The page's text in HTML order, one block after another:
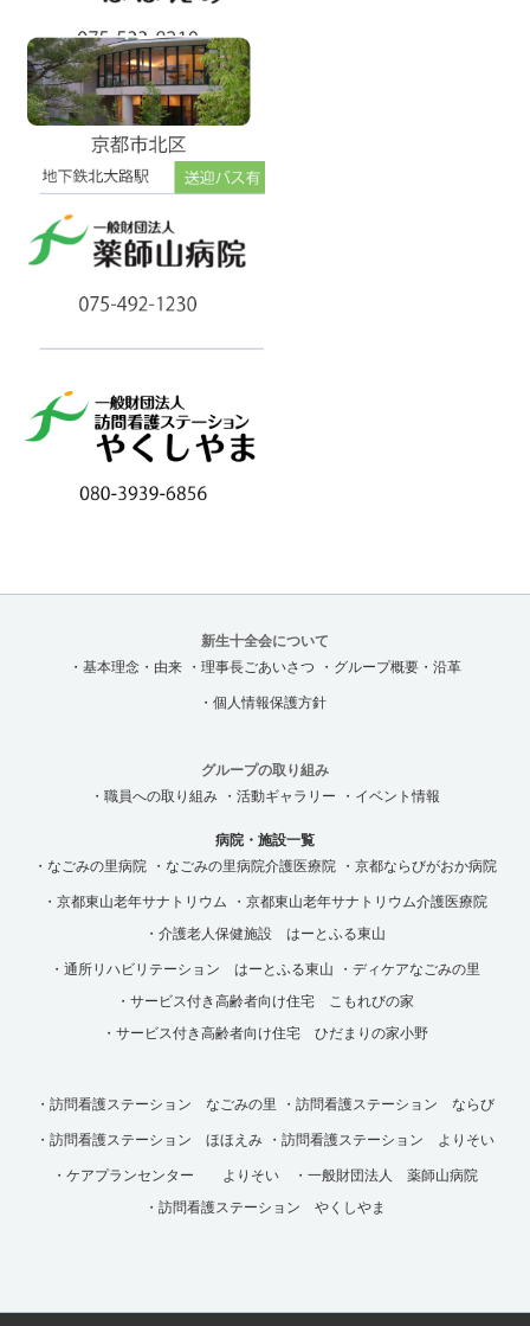
新生十全会について
・基本理念・由来
・理事長ごあいさつ ・グループ概要・沿革
・個人情報保護方針
グループの取り組み
・職員への取り組み
・活動ギャラリー ・イベント情報
病院・施設一覧
・なごみの里病院
・なごみの里病院介護医療院 ・京都ならびがおか病院
・京都東山老年サナトリウム
・京都東山老年サナトリウム介護医療院
・介護老人保健施設 はーとふる東山
・通所リハビリテーション はーとふる東山
・ディケアなごみの里
・サービス付き高齢者向け住宅 こもれびの家
・サービス付き高齢者向け住宅 ひだまりの家小野
・訪問看護ステーション なごみの里 ・訪問看護ステーション ならび
・訪問看護ステーション ほほえみ ・訪問看護ステーション よりそい
・ケアプランセンター よりそい
・一般財団法人 薬師山病院
・訪問看護ステーション やくしやま